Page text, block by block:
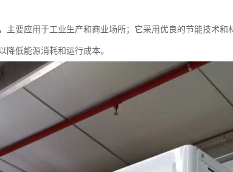
主要应用于工业生产和商业场所；它采用优良的节能技术和
降低能源消耗和运行成本。